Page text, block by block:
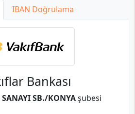
IBAN Doğrulama
Bankası
SANAYI SB./KONYAşubesi